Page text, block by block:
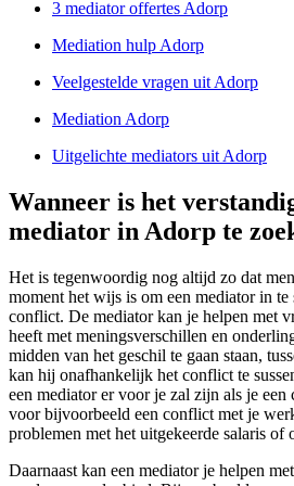
3 mediator offertes Adorp
Mediation hulp Adorp
Veelgestelde vragen uit Adorp
Mediation Adorp
Uitgelichte mediators uit Adorp
Wanneer is het
mediator in Adorp te
Het is tegenwoordig nog altijd zo dat
moment het wijs is om een mediator in te
conflict. De mediator kan je helpen met
heeft met meningsverschillen en
midden van het geschil te gaan staan,
kan hij onafhankelijk het conflict te
een mediator er voor je zal zijn als je een
voor bijvoorbeeld een conflict met je
problemen met het uitgekeerde salaris of
Daarnaast kan een mediator je helpen